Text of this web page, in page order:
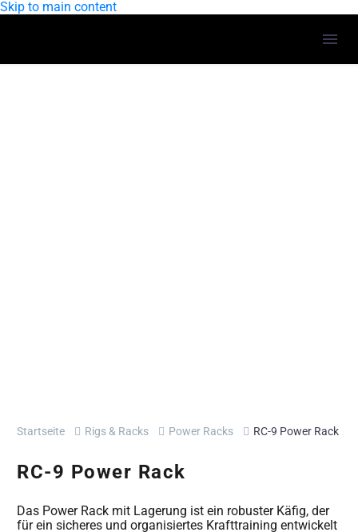
Skip to main content
Startseite Rigs & Racks Power Racks RC-9 Power Rack
RC-9 Power Rack
Das Power Rack mit Lagerung ist ein robuster Käfig, der
für ein sicheres und organisiertes Krafttraining entwickelt